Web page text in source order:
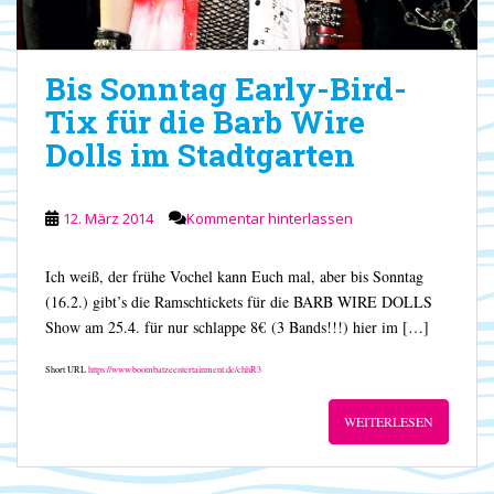
Bis Sonntag Early-Bird-
Tix für die Barb Wire
Dolls im Stadtgarten
12. März 2014 Kommentar hinterlassen
Ich weiß, der frühe Vochel kann Euch mal, aber bis Sonntag
(16.2.) gibt’s die Ramschtickets für die BARB WIRE DOLLS
Show am 25.4. für nur schlappe 8€ (3 Bands!!!) hier im […]
Short URLhttps://www.boombatzeentertainment.de/chhR3
WEITERLESEN